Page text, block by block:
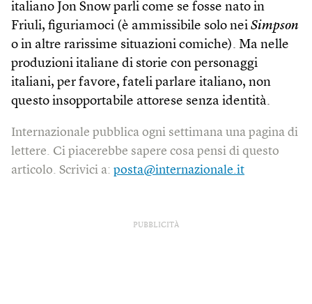
italiano Jon Snow parli come se fosse nato in
Friuli, figuriamoci (è ammissibile solo nei Simpson
o in altre rarissime situazioni comiche). Ma nelle
produzioni italiane di storie con personaggi
italiani, per favore, fateli parlare italiano, non
questo insopportabile attorese senza identità.
Internazionale pubblica ogni settimana una pagina di
lettere. Ci piacerebbe sapere cosa pensi di questo
articolo. Scrivici a: posta@internazionale.it
PUBBLICITÀ